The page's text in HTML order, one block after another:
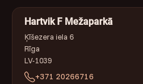
Hartvik F Mežaparkā
Ķīšezera iela 6
Rīga
LV-1039
+371 20266716